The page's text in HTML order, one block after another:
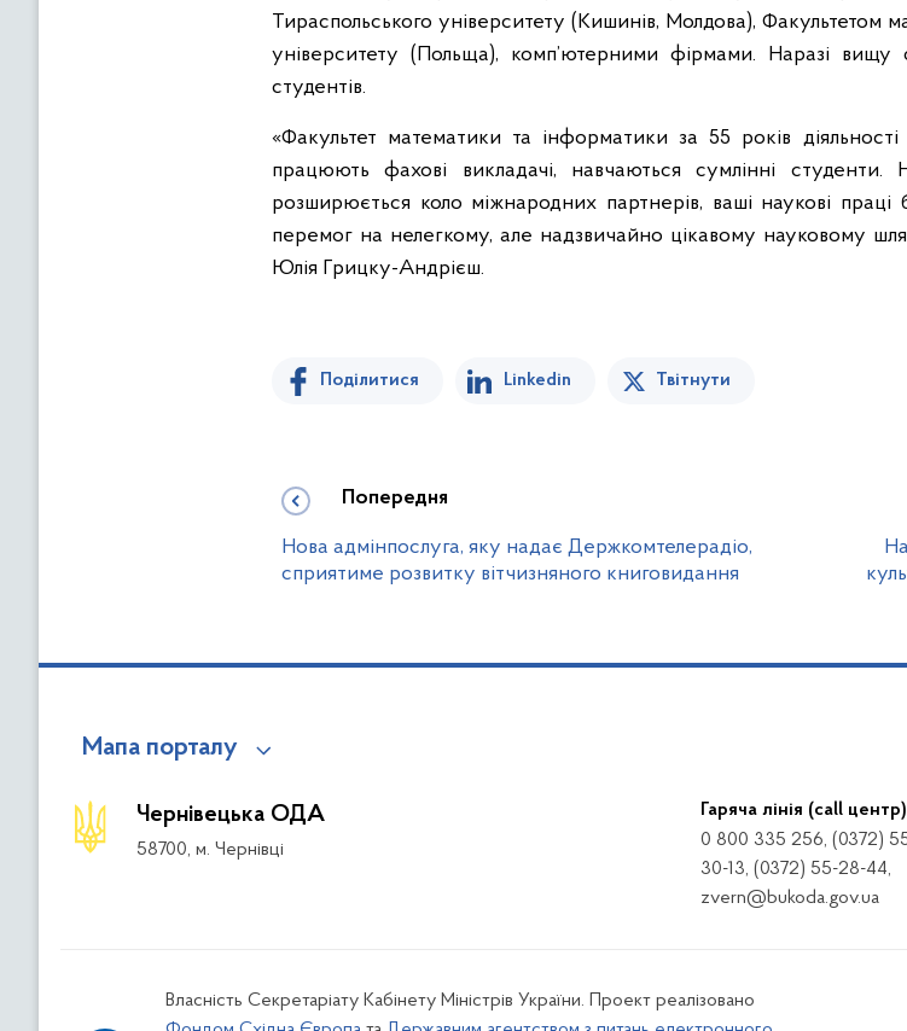
Тираспольського університету (Кишинів, Молдова), Факультетом
університету (Польща), комп’ютерними фірмами. Наразі вищу
студентів.
«Факультет математики та інформатики за 55 років
працюють фахові викладачі, навчаються сумлінні
розширюється коло міжнародних партнерів, ваші наукові
перемог на нелегкому, але надзвичайно цікавому науковому
Юлія Грицку-Андрієш.
Поділитися Linkedin Твітнути
Попередня
Нова адмінпослуга, яку надає Держкомтелерадіо,
сприятиме розвитку вітчизняного книговидання
Мапа порталу
Чернівецька ОДА
58700, м. Чернівці
Гаряча лінія (call центр)
0 800 335 256, (0372)
30-13, (0372) 55-28-44,
zvern@bukoda.gov.ua
Власність Секретаріату Кабінету Міністрів України. Проект реалізовано